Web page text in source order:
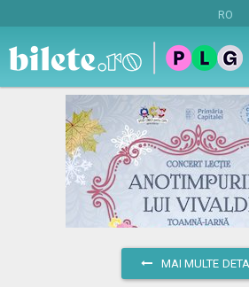
RO
MAI MULTE